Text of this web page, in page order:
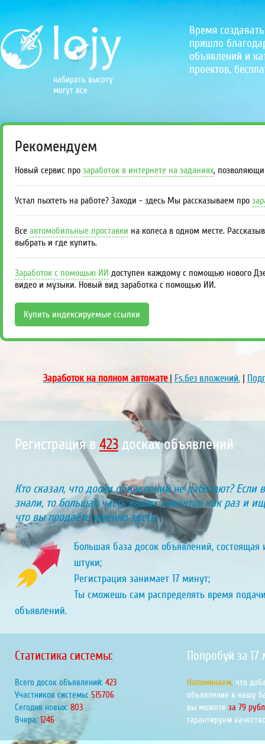
набирать высоту
могут все
Время
пришло
объявлений и
проектов,
Рекомендуем
Новый сервис про заработок в интернете на заданиях,
Устал пыхтеть на работе? Заходи - здесь Мы рассказываем про
Все автомобильные проставки на колеса в одном месте.
выбрать и где купить.
Заработок с помощью ИИ доступен каждому с помощью нового
видео и музыки. Новый вид заработка с помощью ИИ.
Купить индексируемые ссылки
Заработок на полном автомате| Fs.без вложений.|
Регистрация в 463 досках объявлений
Кто сказал, что доски объявлений не работают? Если
знали, то большая часть ваших клиентов как раз и
что вы продаёте именно здесь.
Большая база досок объявлений, состоящая
штуки;
Регистрация занимает 17 минут;
Ты сможешь сам распределять время
объявлений.
Статистика системы:
Всего досок объявлений: 463
Участников системы: 564881
Сегодня новых: 879
Вчера: 1365
Попробуй за 17
Напоминаем, что
объявление в нашу
вы можете за 79
гарантируем